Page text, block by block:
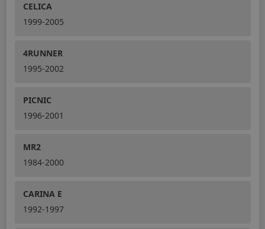
CELICA
1999-2005
4RUNNER
1995-2002
PICNIC
1996-2001
MR2
1984-2000
CARINA E
1992-1997